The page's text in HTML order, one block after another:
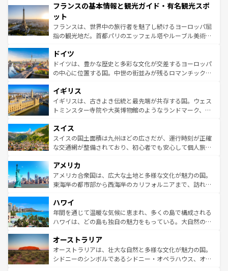
ませてくれるイタリアで、忘れられない旅をしてみよう！
なお、新着のイタリア情報は
しい。
文化が根付くこの国では、情熱的なフラメンコ、熱気あふ
れる闘牛、そして美味しいタパスが生活の一部となってい
る。首都マドリードの洗練された雰囲気や、バルセロナの
アートに溢れた街角から、地方では古代ローマ遺跡や中世
せる。地方によって風土や気候が異なるスペインはその個
性で訪れる人を魅了する。 なお、新着のスペイン情報は コ
ンテンツ一覧を参照してほしい。
フランスの基本情報と観光ガイド・有名観光スポ
ット
フランスは、世界中の旅行者を魅了し続けるヨーロッパ屈
指の観光地だ。首都パリのエッフェル塔やルーブル美術館
で、幅広い魅力が詰まっている。華麗な宮殿、歴史的な大
聖堂、美しいビーチ、そして豊かな自然が、訪れる者を心
から魅了する。また、フランスは美食の国としても知ら
いる。シャンパンの発祥地であるランス、プロヴァンスの
香り高いラベンダー畑など、多彩な楽しみ方が可能だ。さ
らに、パリ以外の地域にも魅力が溢れており、どの街角に
れる地方に足を運ぶとそれぞれで全く異なる文化を体験で
きるだろう。 なお、新着のフランス情報はコンテンツ一覧
を参照してほしい。
ドイツ
ドイツは、豊かな歴史と多彩な文化が交差するヨーロッパ
の中心に位置する国。中世の街並みが残るロマンチック街
顔を持つこの国は、どこを歩いても飽きることがない。ベ
ルリンの文化的活気、バイエルン州のアルプスの絶景、そ
してライン川沿いのワイン畑といった風景は必見。ビール
は、お酒好きな人にはぜひ体験してほしい。 なお、新着の
ドイツ情報はコンテンツ一覧を参照してほしい。
イギリス
イギリスは、古きよき伝統と最先端が共存する国。ウェス
トミンスター寺院や大英博物館のようなランドマーク、歴
リアごとに異なる魅力がある。また、優雅なアフタヌーン
ティー、ビール好きにはたまらない英国パブ、サッカー観
戦など、本場だからこそできる体験も豊富。イギリスを旅
ンツ一覧を参照してほしい。
スイス
スイスの国土面積は九州ほどの広さだが、運行時刻が正確
な交通網が整備されており、初心者でも安心して個人旅行
の建物がそのまま残る町や、スイスならではのユニークな
博物館もあり、アルプス観光だけでなく町歩きも満喫する
ことができる。国民の所得が高いため物価も高いが、旅行
ば市内交通費無料で観光を楽しむこともできる。 なお、新
着のスイス情報はコンテンツ一覧 を参照してほしい。
アメリカ
アメリカ合衆国は、広大な土地と多様な文化が魅力の国。
東海岸の都市部から西海岸のカリフォルニアまで、訪れる
のような巨大都市は、観光、ショッピング、エンターテイ
ンメントが詰まった刺激的なスポットだ。一方、アメリカ
西部には大自然が広がり、グランドキャニオンやイエロー
部のニューオーリンズでは、音楽と美食が融合した独特の
文化が魅力。旅行者はアメリカの各地域で異なる魅力を楽
しみながら、その多様性と豊かな歴史を感じることができ
ハワイ
年間を通じて温暖な気候に恵まれ、多くの島で構成される
ハワイは、どの島も独自の魅力をもっている。大自然の神
ワイ島は見逃せない。また、定番の観光地といえばオアフ
島だが、静かな自然を求めるならマウイ島やカウアイ島が
おすすめ。エメラルドグリーンに輝く海をはじめ、豊かな
オーストラリア
オーストラリアは、壮大な自然と多様な文化が魅力の国。
シドニーのシンボルであるシドニー・オペラハウス、オー